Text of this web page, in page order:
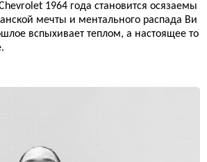
1964 года становится осязаемы
мечты и ментального распада Ви
вспыхивает теплом, а настоящее то